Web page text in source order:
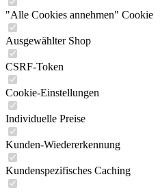
"Alle Cookies annehmen" Cookie
Ausgewählter Shop
CSRF-Token
Cookie-Einstellungen
Individuelle Preise
Kunden-Wiedererkennung
Kundenspezifisches Caching